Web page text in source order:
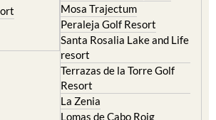
Mosa Trajectum
Peraleja Golf Resort
Santa Rosalia Lake and Life
resort
Terrazas de la Torre Golf
Resort
La Zenia
Lomas de Cabo Roig